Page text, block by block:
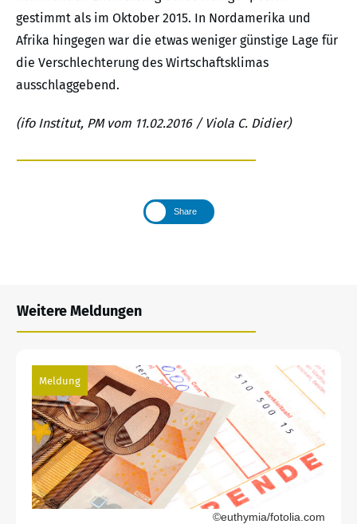
gestimmt als im Oktober 2015. In Nordamerika und
Afrika hingegen war die etwas weniger günstige Lage für
die Verschlechterung des Wirtschaftsklimas
ausschlaggebend.
(ifo Institut, PM vom 11.02.2016 / Viola C. Didier)
Share
Weitere Meldungen
Meldung
©euthymia/fotolia.com